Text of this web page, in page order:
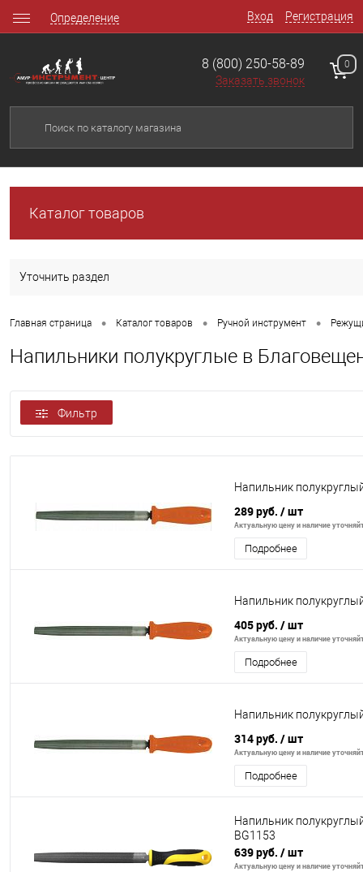
Вход Регистрация
Определение
8 (800) 250-58-89
Заказать звонок
0
Каталог товаров
Уточнить раздел
Главная страница • Каталог товаров • Ручной инструмент •
Напильники полукруглые в
Фильтр
Напильник
289 руб. / шт
Актуальную цену и наличие
Подробнее
Напильник
405 руб. / шт
Актуальную цену и наличие
Подробнее
Напильник
314 руб. / шт
Актуальную цену и наличие
Подробнее
Напильник
BG1153
639 руб. / шт
Актуальную цену и наличие